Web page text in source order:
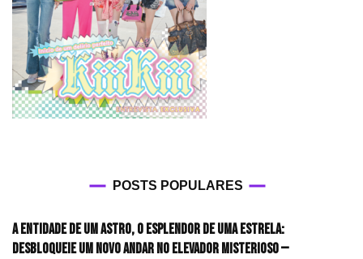
POSTS POPULARES
A entidade de um astro, o esplendor de uma estrela:
desbloqueie um novo andar no elevador misterioso —